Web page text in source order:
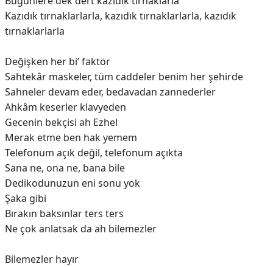
Kazıdık tırnaklarlarla, kazıdık tırnaklarlarla, kazıdık
tırnaklarlarla
Değişken her bi’ faktör
Sahtekâr maskeler, tüm caddeler benim her şehirde
Sahneler devam eder, bedavadan zannederler
Ahkâm keserler klavyeden
Gecenin bekçisi ah Ezhel
Merak etme ben hak yemem
Telefonum açık değil, telefonum açıkta
Sana ne, ona ne, bana bile
Dedikodunuzun eni sonu yok
Şaka gibi
Bırakın baksınlar ters ters
Ne çok anlatsak da ah bilemezler
Bilemezler hayır